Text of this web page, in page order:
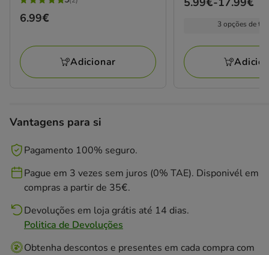
5
estrelas
2
avaliações
Preço
6.99€
Adicionar
17.99€
3 opções de
Vantagens para si
Pagamento 100% seguro.
Pague em 3 vezes sem juros (0% TAE). Disponivél em
compras a partir de 35€.
Devoluções em loja grátis até 14 dias.
Politica de Devoluções
Obtenha descontos e presentes em cada compra com